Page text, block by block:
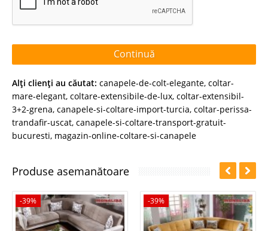
Continuă
Alţi clienţi au căutat: canapele-de-colt-elegante, coltar-
mare-elegant, coltare-extensibile-de-lux, coltar-extensibil-
3+2-grena, canapele-si-coltare-import-turcia, coltar-perissa-
trandafir-uscat, canapele-si-coltare-transport-gratuit-
bucuresti, magazin-online-coltare-si-canapele
Produse asemanătoare
-39% -39%